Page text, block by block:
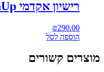
רישיון אקדמי SketchUp – סטודנט
₪290.00
הוספה לסל
מוצרים קשורים